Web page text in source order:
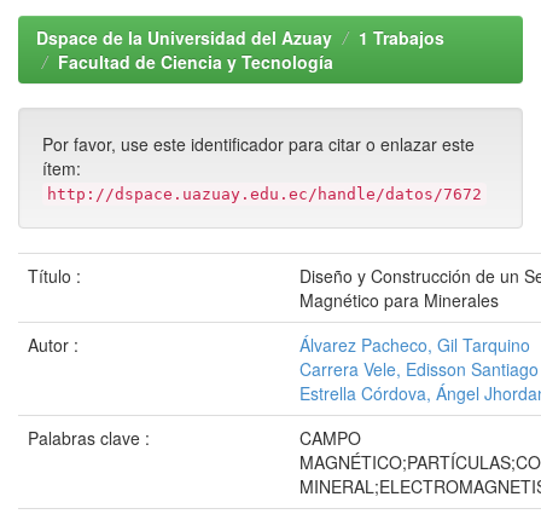
Dspace de la Universidad del Azuay
1 Trabajos
Facultad de Ciencia y Tecnología
Por favor, use este identificador para citar o enlazar este
ítem:
http://dspace.uazuay.edu.ec/handle/datos/7672
Título :
Diseño y Construcción de un
Magnético para Minerales
Autor :
Álvarez Pacheco, Gil Tarquino
Carrera Vele, Edisson Santiago
Estrella Córdova, Ángel
Palabras clave :
CAMPO